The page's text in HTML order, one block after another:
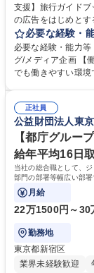
支援】旅行ガイドブック『地球の
の広告をはじめとす
す。クライアントは
や事業を推進したい国内外の
き方』は海外旅行
も牽引しております
国策事業です。「
に、インバウンドの
り、日常です。旅好きにはこ
政・企業向け観光
必要な経験・
必要な経験・能力
グ/メディア企画 【
でも働きやすい環境です。 【魅力】 ■海外旅行ガイドブ
ることが可能です
であり、「地球の歩
バーとして活躍いただきます。 学歴・資格 学
格：
正社員
公益財団法人東
【都庁グルー
給年平均16日
当社の総合職として、
部門の部署等幅広い部
ております！ ※下記業務
月給
22万1500円～30
勤務地
東京都新宿区
業界未経験歓迎